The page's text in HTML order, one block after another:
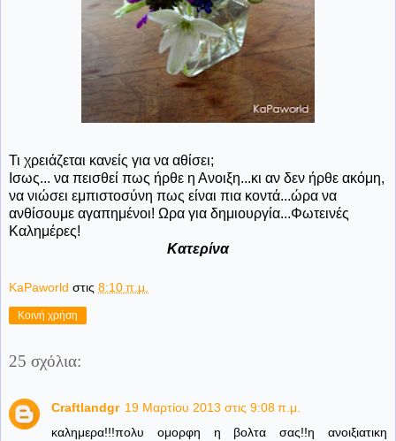
Τι χρειάζεται κανείς για να αθίσει;
Ισως... να πεισθεί πως ήρθε η Ανοιξη...κι αν δεν ήρθε ακόμη,
να νιώσει εμπιστοσύνη πως είναι πια κοντά...ώρα να
ανθίσουμε αγαπημένοι! Ωρα για δημιουργία...Φωτεινές
Καλημέρες!
Κατερίνα
KaPaworld στις 8:10 π.μ.
Κοινή χρήση
25 σχόλια:
Craftlandgr 19 Μαρτίου 2013 στις 9:08 π.μ.
καλημερα!!!πολυ ομορφη η βολτα σας!!η ανοιξιατικη